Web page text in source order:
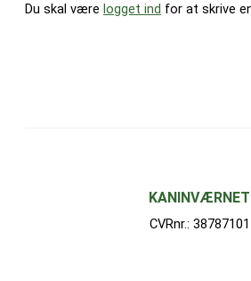
Du skal være logget ind for at skrive
KANINVÆRNET
CVRnr.: 38787101